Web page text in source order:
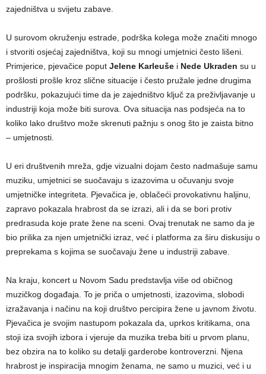
zajedništva u svijetu zabave.
U surovom okruženju estrade, podrška kolega može značiti mnogo
i stvoriti osjećaj zajedništva, koji su mnogi umjetnici često lišeni.
Primjerice, pjevačice poput Jelene Karleuše i Nede Ukraden su u
prošlosti prošle kroz slične situacije i često pružale jedne drugima
podršku, pokazujući time da je zajedništvo ključ za preživljavanje u
industriji koja može biti surova. Ova situacija nas podsjeća na to
koliko lako društvo može skrenuti pažnju s onog što je zaista bitno
– umjetnosti.
U eri društvenih mreža, gdje vizualni dojam često nadmašuje samu
muziku, umjetnici se suočavaju s izazovima u očuvanju svoje
umjetničke integriteta. Pjevačica je, oblačeći provokativnu haljinu,
zapravo pokazala hrabrost da se izrazi, ali i da se bori protiv
predrasuda koje prate žene na sceni. Ovaj trenutak ne samo da je
bio prilika za njen umjetnički izraz, već i platforma za širu diskusiju o
preprekama s kojima se suočavaju žene u industriji zabave.
Na kraju, koncert u Novom Sadu predstavlja više od običnog
muzičkog događaja. To je priča o umjetnosti, izazovima, slobodi
izražavanja i načinu na koji društvo percipira žene u javnom životu.
Pjevačica je svojim nastupom pokazala da, uprkos kritikama, ona
stoji iza svojih izbora i vjeruje da muzika treba biti u prvom planu,
bez obzira na to koliko su detalji garderobe kontroverzni. Njena
hrabrost je inspiracija mnogim ženama, ne samo u muzici, već i u